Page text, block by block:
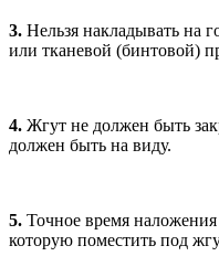
3. Нельзя накладывать на
или тканевой (бинтовой)
4. Жгут не должен быть
должен быть на виду.
5. Точное время наложения
которую поместить под